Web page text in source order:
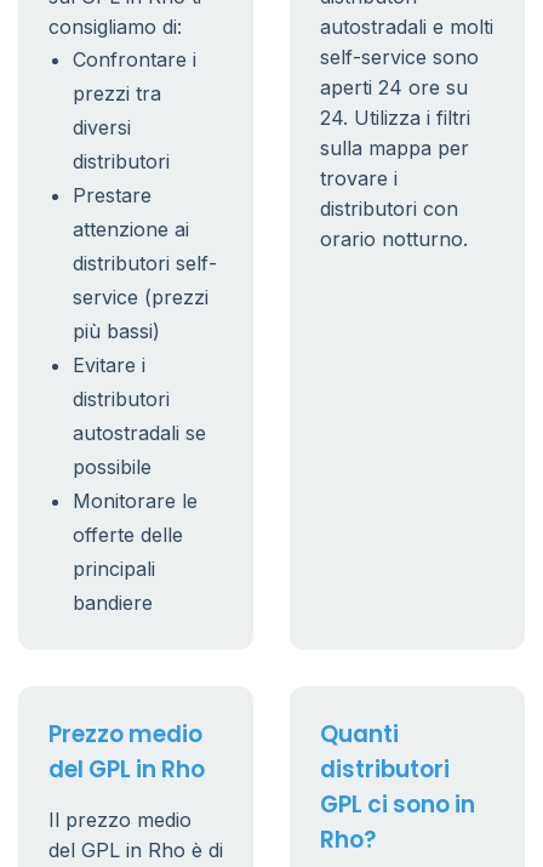
consigliamo di:
Confrontare i
prezzi tra
diversi
distributori
Prestare
attenzione ai
distributori self-
service (prezzi
più bassi)
Evitare i
distributori
autostradali se
possibile
Monitorare le
offerte delle
principali
bandiere
autostradali e molti
self-service sono
aperti 24 ore su
24. Utilizza i filtri
sulla mappa per
trovare i
distributori con
orario notturno.
Prezzo medio
del GPL in Rho
Il prezzo medio
del GPL in Rho è di
Quanti
distributori
GPL ci sono in
Rho?